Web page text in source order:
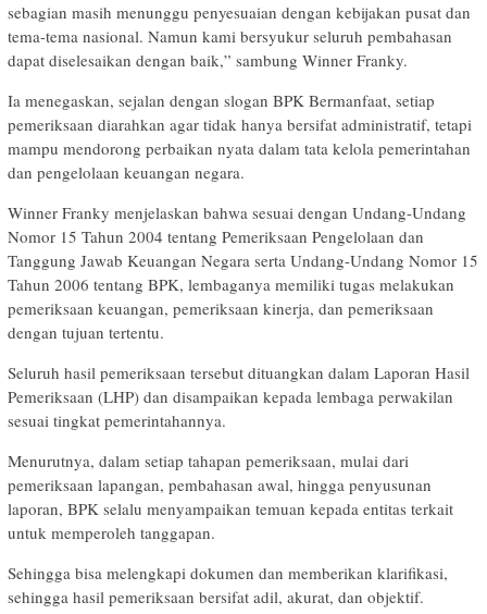
sebagian masih menunggu penyesuaian dengan kebijakan pusat dan
tema-tema nasional. Namun kami bersyukur seluruh pembahasan
dapat diselesaikan dengan baik,” sambung Winner Franky.
Ia menegaskan, sejalan dengan slogan BPK Bermanfaat, setiap
pemeriksaan diarahkan agar tidak hanya bersifat administratif, tetapi
mampu mendorong perbaikan nyata dalam tata kelola pemerintahan
dan pengelolaan keuangan negara.
Winner Franky menjelaskan bahwa sesuai dengan Undang-Undang
Nomor 15 Tahun 2004 tentang Pemeriksaan Pengelolaan dan
Tanggung Jawab Keuangan Negara serta Undang-Undang Nomor 15
Tahun 2006 tentang BPK, lembaganya memiliki tugas melakukan
pemeriksaan keuangan, pemeriksaan kinerja, dan pemeriksaan
dengan tujuan tertentu.
Seluruh hasil pemeriksaan tersebut dituangkan dalam Laporan Hasil
Pemeriksaan (LHP) dan disampaikan kepada lembaga perwakilan
sesuai tingkat pemerintahannya.
Menurutnya, dalam setiap tahapan pemeriksaan, mulai dari
pemeriksaan lapangan, pembahasan awal, hingga penyusunan
laporan, BPK selalu menyampaikan temuan kepada entitas terkait
untuk memperoleh tanggapan.
Sehingga bisa melengkapi dokumen dan memberikan klarifikasi,
sehingga hasil pemeriksaan bersifat adil, akurat, dan objektif.